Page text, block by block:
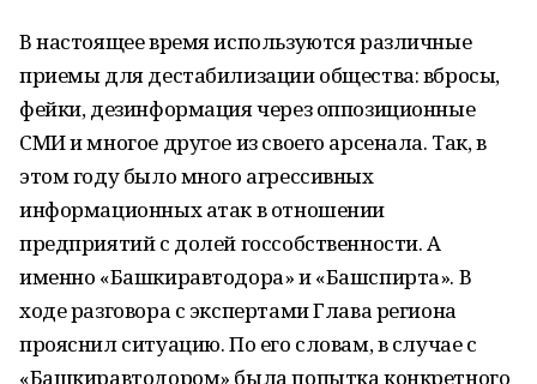
В настоящее время используются различные
приемы для дестабилизации общества: вбросы,
фейки, дезинформация через оппозиционные
СМИ и многое другое из своего арсенала. Так, в
этом году было много агрессивных
информационных атак в отношении
предприятий с долей госсобственности. А
именно «Башкиравтодора» и «Башспирта». В
ходе разговора с экспертами Глава региона
прояснил ситуацию. По его словам, в случае с
«Башкиравтодором» была попытка конкретного